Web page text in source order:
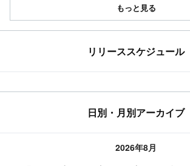
もっと見る
リリーススケジュール
日別・月別アーカイブ
2026年8月